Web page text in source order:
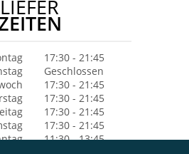
LIEFER
17:30 - 21:45
Geschlossen
17:30 - 21:45
17:30 - 21:45
17:30 - 21:45
17:30 - 21:45
11:30 - 13:45